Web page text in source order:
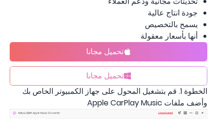
جودة انتاج عالية
يسمح بالتخصيص
أنها بأسعار معقولة
تحميل مجانا
تحميل مجانا
الخطوة 1. قم بتشغيل المحول على جهاز الكمبيوتر الخاص بك
وأضف ملفات Apple CarPlay Music